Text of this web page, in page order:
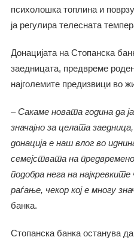
психолошка топлина и
ја регулира телесната
Донацијата на Стопанска
заедницата, предвреме
најголемите предизвици во
–Сакаме новата година да
значајно за целата заедница,
донација е наш влог во
семејстватана
подобра нега на
раѓање, чекор кој е многу
банка.
Стопанска банка останува